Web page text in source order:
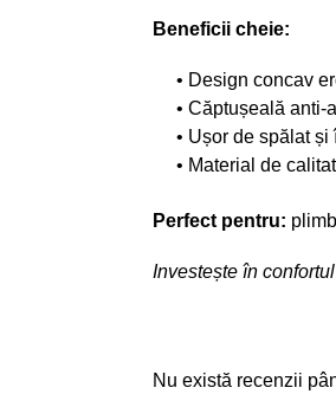
Beneficii cheie:
• Design concav
• Căptușeală anti-
• Ușor de spălat
• Material de
Perfect pentru:
Investește în
Nu există recenzii